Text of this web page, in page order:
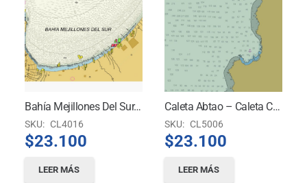
Bahía Mejillones Del Sur. Puerto Mejillones
SKU: CL4016
$23.100
LEER MÁS
Caleta Abtao – Caleta Chimba – Caleta Coloso – Caleta Agua Dulce – Caleta Agua Salada – Caleta El Cobre
SKU: CL5006
$23.100
LEER MÁS